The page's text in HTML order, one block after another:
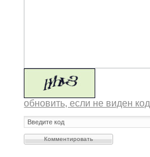
обновить, если не виден код